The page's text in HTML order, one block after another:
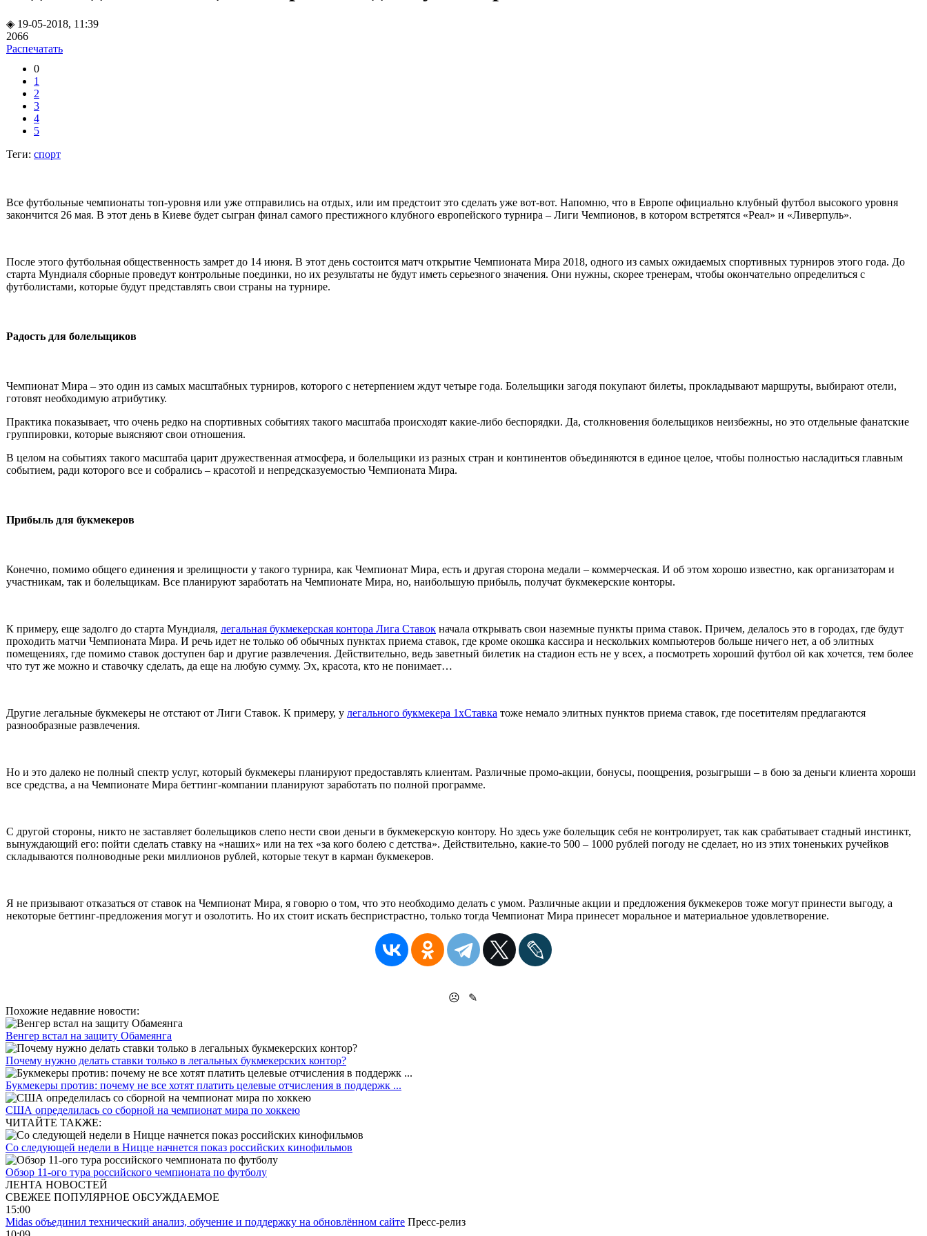
◈ 19-05-2018, 11:39
2066
Распечатать
0
1
2
3
4
5
Теги: спорт
Все футбольные чемпионаты топ-уровня или уже отправились на отдых, или им предстоит это сделать уже вот-вот. Напомню, что в Европе официально клубный футбол высокого уровня
закончится 26 мая. В этот день в Киеве будет сыгран финал самого престижного клубного европейского турнира – Лиги Чемпионов, в котором встретятся «Реал» и «Ливерпуль».
После этого футбольная общественность замрет до 14 июня. В этот день состоится матч открытие Чемпионата Мира 2018, одного из самых ожидаемых спортивных турниров этого года. До
старта Мундиаля сборные проведут контрольные поединки, но их результаты не будут иметь серьезного значения. Они нужны, скорее тренерам, чтобы окончательно определиться с
футболистами, которые будут представлять свои страны на турнире.
Радость для болельщиков
Чемпионат Мира – это один из самых масштабных турниров, которого с нетерпением ждут четыре года. Болельщики загодя покупают билеты, прокладывают маршруты, выбирают отели,
готовят необходимую атрибутику.
Практика показывает, что очень редко на спортивных событиях такого масштаба происходят какие-либо беспорядки. Да, столкновения болельщиков неизбежны, но это отдельные фанатские
группировки, которые выясняют свои отношения.
В целом на событиях такого масштаба царит дружественная атмосфера, и болельщики из разных стран и континентов объединяются в единое целое, чтобы полностью насладиться главным
событием, ради которого все и собрались – красотой и непредсказуемостью Чемпионата Мира.
Прибыль для букмекеров
Конечно, помимо общего единения и зрелищности у такого турнира, как Чемпионат Мира, есть и другая сторона медали – коммерческая. И об этом хорошо известно, как организаторам и
участникам, так и болельщикам. Все планируют заработать на Чемпионате Мира, но, наибольшую прибыль, получат букмекерские конторы.
К примеру, еще задолго до старта Мундиаля, легальная букмекерская контора Лига Ставок начала открывать свои наземные пункты прима ставок. Причем, делалось это в городах, где будут
проходить матчи Чемпионата Мира. И речь идет не только об обычных пунктах приема ставок, где кроме окошка кассира и нескольких компьютеров больше ничего нет, а об элитных
помещениях, где помимо ставок доступен бар и другие развлечения. Действительно, ведь заветный билетик на стадион есть не у всех, а посмотреть хороший футбол ой как хочется, тем более
что тут же можно и ставочку сделать, да еще на любую сумму. Эх, красота, кто не понимает…
Другие легальные букмекеры не отстают от Лиги Ставок. К примеру, у легального букмекера 1хСтавка тоже немало элитных пунктов приема ставок, где посетителям предлагаются
разнообразные развлечения.
Но и это далеко не полный спектр услуг, который букмекеры планируют предоставлять клиентам. Различные промо-акции, бонусы, поощрения, розыгрыши – в бою за деньги клиента хороши
все средства, а на Чемпионате Мира беттинг-компании планируют заработать по полной программе.
С другой стороны, никто не заставляет болельщиков слепо нести свои деньги в букмекерскую контору. Но здесь уже болельщик себя не контролирует, так как срабатывает стадный инстинкт,
вынуждающий его: пойти сделать ставку на «наших» или на тех «за кого болею с детства». Действительно, какие-то 500 – 1000 рублей погоду не сделает, но из этих тоненьких ручейков
складываются полноводные реки миллионов рублей, которые текут в карман букмекеров.
Я не призывают отказаться от ставок на Чемпионат Мира, я говорю о том, что это необходимо делать с умом. Различные акции и предложения букмекеров тоже могут принести выгоду, а
некоторые беттинг-предложения могут и озолотить. Но их стоит искать беспристрастно, только тогда Чемпионат Мира принесет моральное и материальное удовлетворение.
☹
✎
Похожие недавние новости:
Венгер встал на защиту Обамеянга
Почему нужно делать ставки только в легальных букмекерских контор?
Букмекеры против: почему не все хотят платить целевые отчисления в поддержк ...
США определилась со сборной на чемпионат мира по хоккею
ЧИТАЙТЕ ТАКЖЕ:
Со следующей недели в Ницце начнется показ российских кинофильмов
Обзор 11-ого тура российского чемпионата по футболу
ЛЕНТА НОВОСТЕЙ
СВЕЖЕЕ ПОПУЛЯРНОЕ ОБСУЖДАЕМОЕ
15:00
Midas объединил технический анализ, обучение и поддержку на обновлённом сайте Пресс-релиз